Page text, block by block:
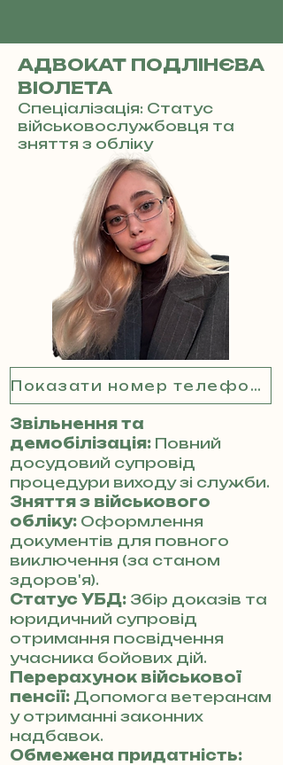
АДВОКАТ ПОДЛІНЄВА
ВІОЛЕТА
Спеціалізація: Статус
військовослужбовця та
зняття з обліку
Показати номер телефону
Звільнення та
демобілізація: Повний
досудовий супровід
процедури виходу зі служби.
Зняття з військового
обліку: Оформлення
документів для повного
виключення (за станом
здоров'я).
Статус УБД: Збір доказів та
юридичний супровід
отримання посвідчення
учасника бойових дій.
Перерахунок військової
пенсії: Допомога ветеранам
у отриманні законних
надбавок.
Обмежена придатність: